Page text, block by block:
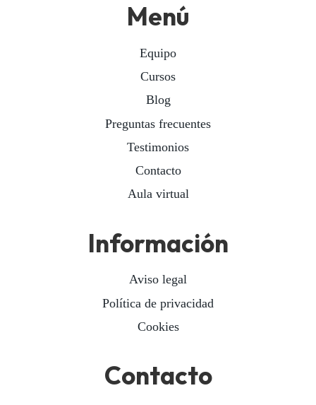
Menú
Equipo
Cursos
Blog
Preguntas frecuentes
Testimonios
Contacto
Aula virtual
Información
Aviso legal
Política de privacidad
Cookies
Contacto